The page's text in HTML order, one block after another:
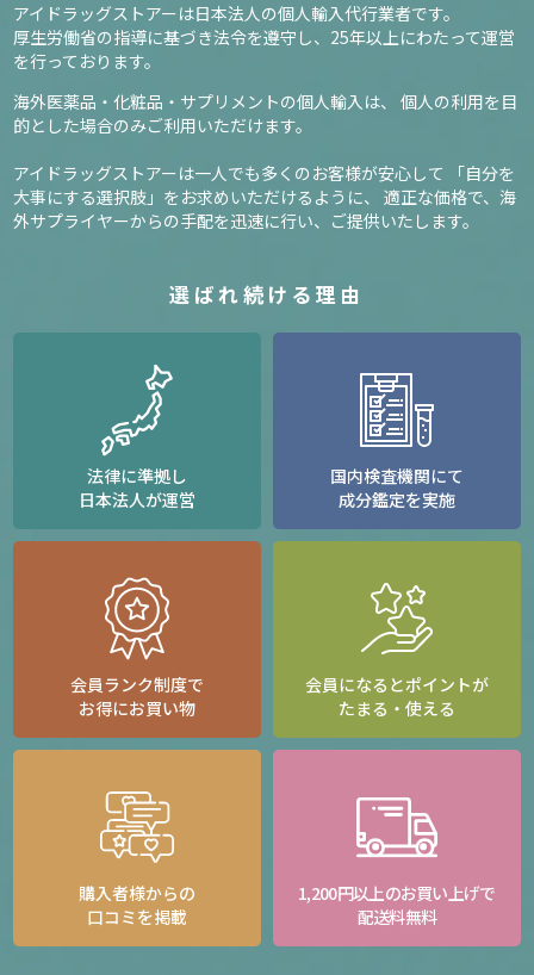
アイドラッグストアーは日本法人の個人輸入代行業者です。
厚生労働省の指導に基づき法令を遵守し、 25年以上にわたって運営
を行っております。
海外医薬品・化粧品・サプリメントの個人輸入は、 個人の利用を目
的とした場合のみご利用いただけます。
アイドラッグストアーは一人でも多くのお客様が安心して
「自分を
大事にする選択肢」をお求めいただけるように、 適正な価格で、海
外サプライヤーからの手配を迅速に行い、ご提供いたします。
選ばれ続ける理由
法律に準拠し
日本法人が運営
国内検査機関にて
成分鑑定を実施
会員ランク制度で
お得にお買い物
会員になるとポイントが
たまる・使える
購入者様からの
口コミを掲載
1,200円以上のお買い上げで
配送料無料